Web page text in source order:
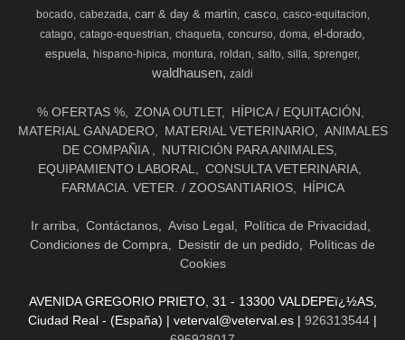
bocado cabezada carr & day & martin casco
casco-equitacion
catago catago-equestrian chaqueta concurso doma el-dorado
espuela hispano-hipica montura roldan salto silla sprenger
waldhausen zaldi
% OFERTAS % ZONA OUTLET
HÍPICA / EQUITACIÓN
MATERIAL GANADERO
MATERIAL VETERINARIO
ANIMALES
DE COMPAÑIA
NUTRICIÓN PARA ANIMALES
EQUIPAMIENTO LABORAL
CONSULTA VETERINARIA
FARMACIA. VETER. / ZOOSANTIARIOS
HÍPICA
Ir arriba Contáctanos Aviso Legal
Política de Privacidad
Condiciones de Compra
Desistir de un pedido
Políticas de
Cookies
AVENIDA GREGORIO PRIETO, 31 - 13300 VALDEPEï¿½AS,
Ciudad Real - (España) | veterval@veterval.es | 926313544 |